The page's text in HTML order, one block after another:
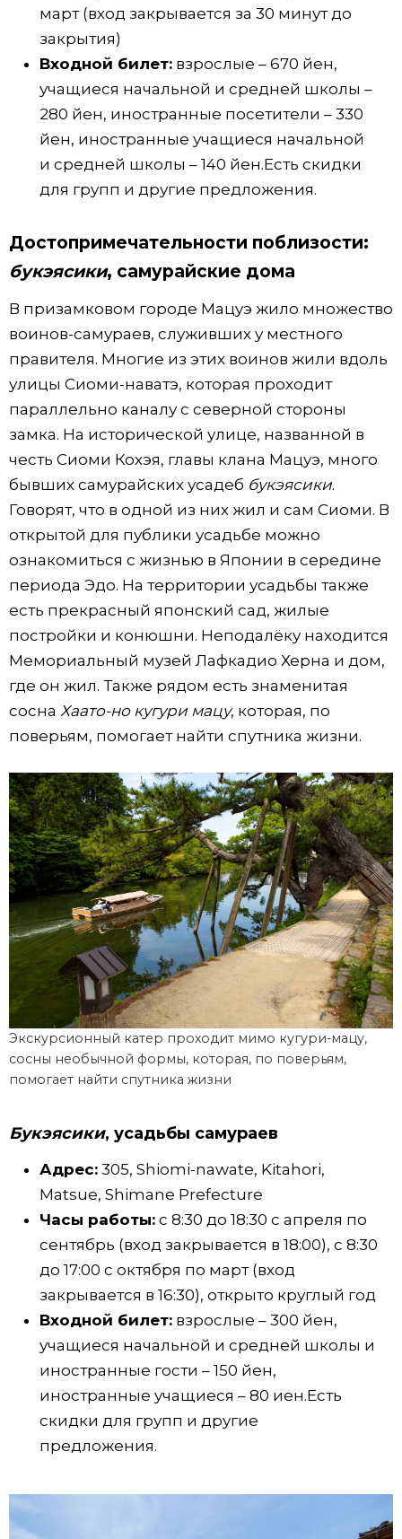
март (вход закрывается за 30 минут до
закрытия)
Входной билет:взрослые – 670 йен,
учащиеся начальной и средней школы –
280 йен, иностранные посетители – 330
йен, иностранные учащиеся начальной
и средней школы – 140 йен.Есть скидки
для групп и другие предложения.
Достопримечательности поблизости:
букэясики, самурайские дома
В призамковом городе Мацуэ жило множество
воинов-самураев, служивших у местного
правителя. Многие из этих воинов жили вдоль
улицы Сиоми-наватэ, которая проходит
параллельно каналу с северной стороны
замка. На исторической улице, названной в
честь Сиоми Кохэя, главы клана Мацуэ, много
бывших самурайских усадеб букэясики.
Говорят, что в одной из них жил и сам Сиоми. В
открытой для публики усадьбе можно
ознакомиться с жизнью в Японии в середине
периода Эдо. На территории усадьбы также
есть прекрасный японский сад, жилые
постройки и конюшни. Неподалёку находится
Мемориальный музей Лафкадио Херна и дом,
где он жил. Также рядом есть знаменитая
сосна Хаато-но кугури мацу, которая, по
поверьям, помогает найти спутника жизни.
Экскурсионный катер проходит мимо кугури-мацу,
сосны необычной формы, которая, по поверьям,
помогает найти спутника жизни
Букэясики, усадьбы самураев
Адрес:305, Shiomi-nawate, Kitahori,
Matsue, Shimane Prefecture
Часы работы:с 8:30 до 18:30 с апреля по
сентябрь (вход закрывается в 18:00), с 8:30
до 17:00 с октября по март (вход
закрывается в 16:30), открыто круглый год
Входной билет:взрослые – 300 йен,
учащиеся начальной и средней школы и
иностранные гости – 150 йен,
иностранные учащиеся – 80 иен.Есть
скидки для групп и другие
предложения.